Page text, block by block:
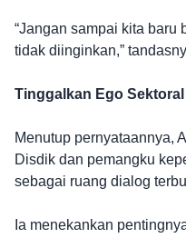
“Jangan sampai kita baru
tidak diinginkan,”
Tinggalkan Ego Sektoral
Menutup pernyataannya,
Disdik dan pemangku
sebagai ruang dialog
Ia menekankan